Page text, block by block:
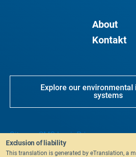
About
Kontakt
Explore our
systems
SitemapCMS LoginPrivacy
Exclusion of liability
This translation is generated by eTranslation, a